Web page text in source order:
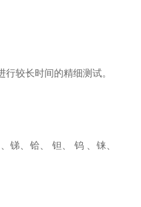
较长时间的精细测试。
锑、铪、 钽、 钨 、铼、